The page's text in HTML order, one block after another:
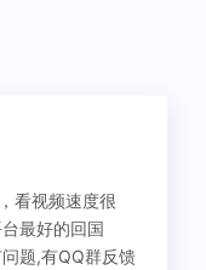
看视频速度很
最好的回国
题,有QQ群反馈